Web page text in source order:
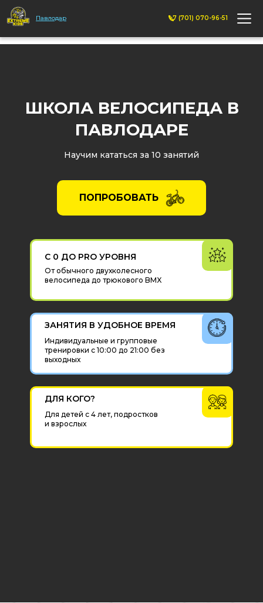
Павлодар +7 (701) 070-96-51
ШКОЛА ВЕЛОСИПЕДА В
ПАВЛОДАРЕ
Научим кататься за 10 занятий
ПОПРОБОВАТЬ
С 0 ДО PRO УРОВНЯ
От обычного двухколесного
велосипеда до трюкового BMX
ЗАНЯТИЯ В УДОБНОЕ ВРЕМЯ
Индивидуальные и групповые
тренировки с 10:00 до 21:00 без
выходных
ДЛЯ КОГО?
Для детей с 4 лет, подростков
и взрослых